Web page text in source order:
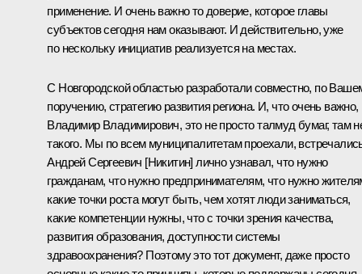
применение. И очень важно то доверие, которое главы
субъектов сегодня нам оказывают. И действительно, уже
по нескольку инициатив реализуется на местах.
С Новгородской областью разработали совместно, по
поручению, стратегию развития региона. И, что очень важно,
Владимир Владимирович, это не просто талмуд бумаг, там
такого. Мы по всем муниципалитетам проехали,
Андрей Сергеевич [Никитин] лично узнавал, что нужно
гражданам, что нужно предпринимателям, что нужно
какие точки роста могут быть, чем хотят люди заниматься,
какие компетенции нужны, что с точки зрения качества,
развития образования, доступности системы
здравоохранения? Поэтому это тот документ, даже просто